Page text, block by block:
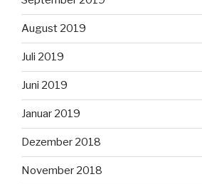
August 2019
Juli 2019
Juni 2019
Januar 2019
Dezember 2018
November 2018